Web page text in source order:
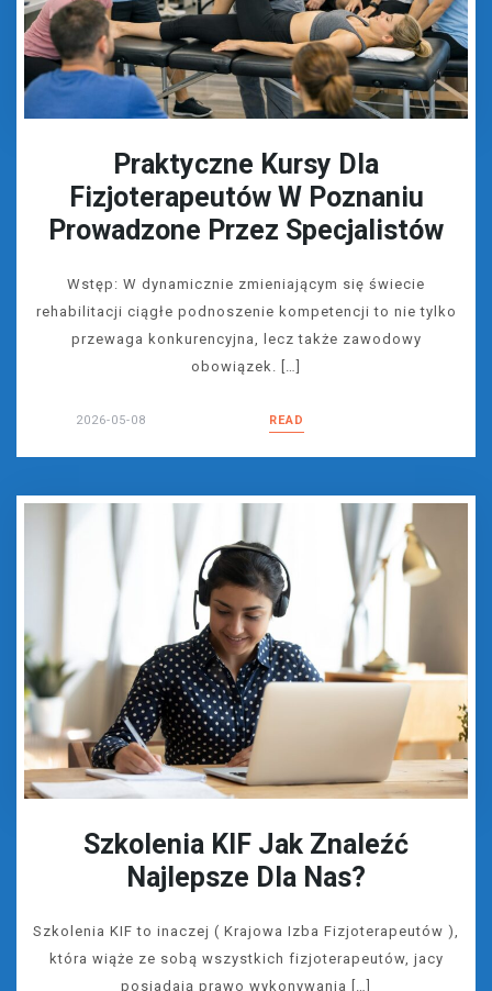
Praktyczne Kursy Dla
Fizjoterapeutów W Poznaniu
Prowadzone Przez Specjalistów
Wstęp: W dynamicznie zmieniającym się świecie
rehabilitacji ciągłe podnoszenie kompetencji to nie tylko
przewaga konkurencyjna, lecz także zawodowy
obowiązek. […]
2026-05-08 READ
Szkolenia KIF Jak Znaleźć
Najlepsze Dla Nas?
Szkolenia KIF to inaczej ( Krajowa Izba Fizjoterapeutów ),
która wiąże ze sobą wszystkich fizjoterapeutów, jacy
posiadają prawo wykonywania […]